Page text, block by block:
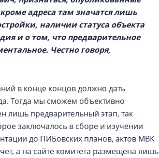
адреса там значатся лишь
наличии статуса объекта
и о том, что предварительное
Честно говоря,
в конце концов должно дать
Тогда мы сможем объективно
лишь предварительный этап, так
заключалось в сборе и изучении
до ПИБовских планов, актов МВК
а на сайте комитета размещена лишь